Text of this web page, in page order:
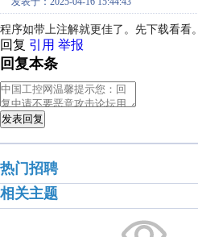
程序如带上注解就更佳了。先下载看看。
回复 引用 举报
回复本条
发表回复
热门招聘
相关主题